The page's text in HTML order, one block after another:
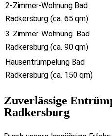
2-Zimmer-Wohnung Bad
Radkersburg (ca. 65 qm)
3-Zimmer-Wohnung Bad
Radkersburg (ca. 90 qm)
Hausentrümpelung Bad
Radkersburg (ca. 150 qm)
Zuverlässige
Radkersburg